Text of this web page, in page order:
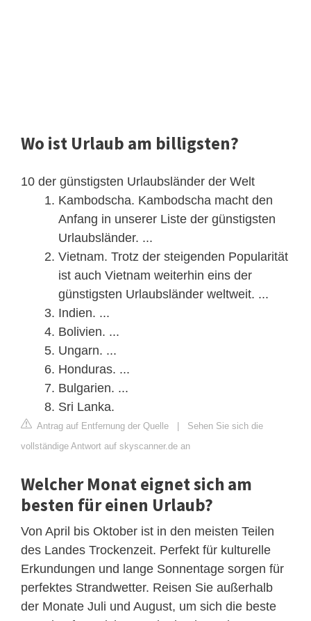
Wo ist Urlaub am billigsten?
10 der günstigsten Urlaubsländer der Welt
Kambodscha. Kambodscha macht den
Anfang in unserer Liste der günstigsten
Urlaubsländer. ...
Vietnam. Trotz der steigenden Popularität
ist auch Vietnam weiterhin eins der
günstigsten Urlaubsländer weltweit. ...
Indien. ...
Bolivien. ...
Ungarn. ...
Honduras. ...
Bulgarien. ...
Sri Lanka.
Antrag auf Entfernung der Quelle | Sehen Sie sich die
vollständige Antwort auf skyscanner.de an
Welcher Monat eignet sich am
besten für einen Urlaub?
Von April bis Oktober ist in den meisten Teilen
des Landes Trockenzeit. Perfekt für kulturelle
Erkundungen und lange Sonnentage sorgen für
perfektes Strandwetter. Reisen Sie außerhalb
der Monate Juli und August, um sich die beste